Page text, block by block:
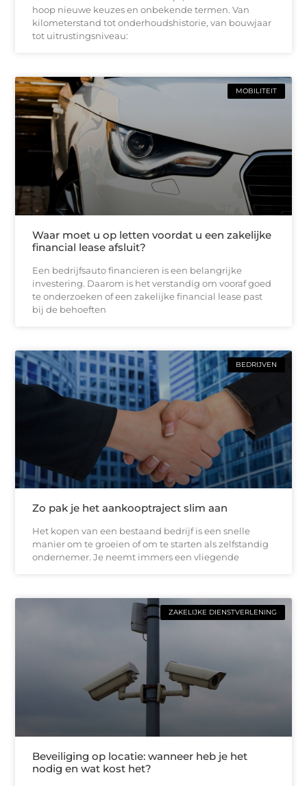
hoop nieuwe keuzes en onbekende termen. Van
kilometerstand tot onderhoudshistorie, van bouwjaar
tot uitrustingsniveau:
MOBILITEIT
Waar moet u op letten voordat u een zakelijke
financial lease afsluit?
Een bedrijfsauto financieren is een belangrijke
investering. Daarom is het verstandig om vooraf goed
te onderzoeken of een zakelijke financial lease past
bij de behoeften
BEDRIJVEN
Zo pak je het aankooptraject slim aan
Het kopen van een bestaand bedrijf is een snelle
manier om te groeien of om te starten als zelfstandig
ondernemer. Je neemt immers een vliegende
ZAKELIJKE DIENSTVERLENING
Beveiliging op locatie: wanneer heb je het
nodig en wat kost het?